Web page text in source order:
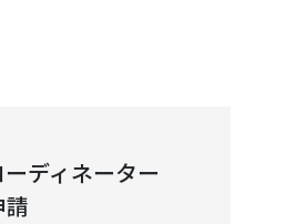
ディネーター
請